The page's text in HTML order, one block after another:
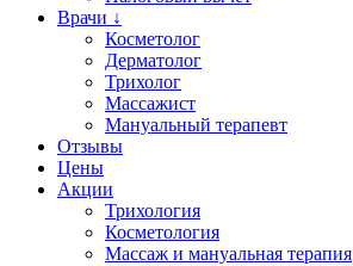
Врачи ↓
Косметолог
Дерматолог
Трихолог
Массажист
Мануальный терапевт
Отзывы
Цены
Акции
Трихология
Косметология
Массаж и мануальная терапия